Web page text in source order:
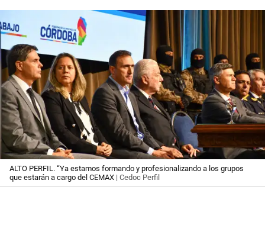
ALTO PERFIL. “Ya estamos formando y profesionalizando a los grupos
que estarán a cargo del CEMAX | Cedoc Perfil